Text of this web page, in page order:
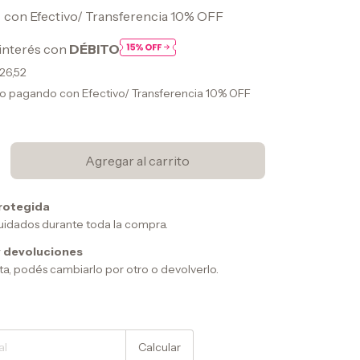
con Efectivo/ Transferencia 10% OFF
con DÉBITO
pagando con Efectivo/ Transferencia 10% OFF
durante toda la compra.
devoluciones
podés cambiarlo por otro o devolverlo.
Calcular